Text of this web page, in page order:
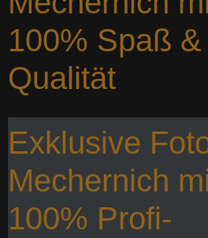
100% Spaß
Qualität
Exklusive
Mechernich
100% Profi-